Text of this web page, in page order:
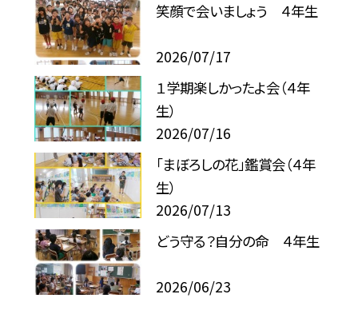
笑顔で会いましょう ４年生
2026/07/17
１学期楽しかったよ会（４年
生）
2026/07/16
「まぼろしの花」鑑賞会（４年
生）
2026/07/13
どう守る？自分の命 ４年生
2026/06/23